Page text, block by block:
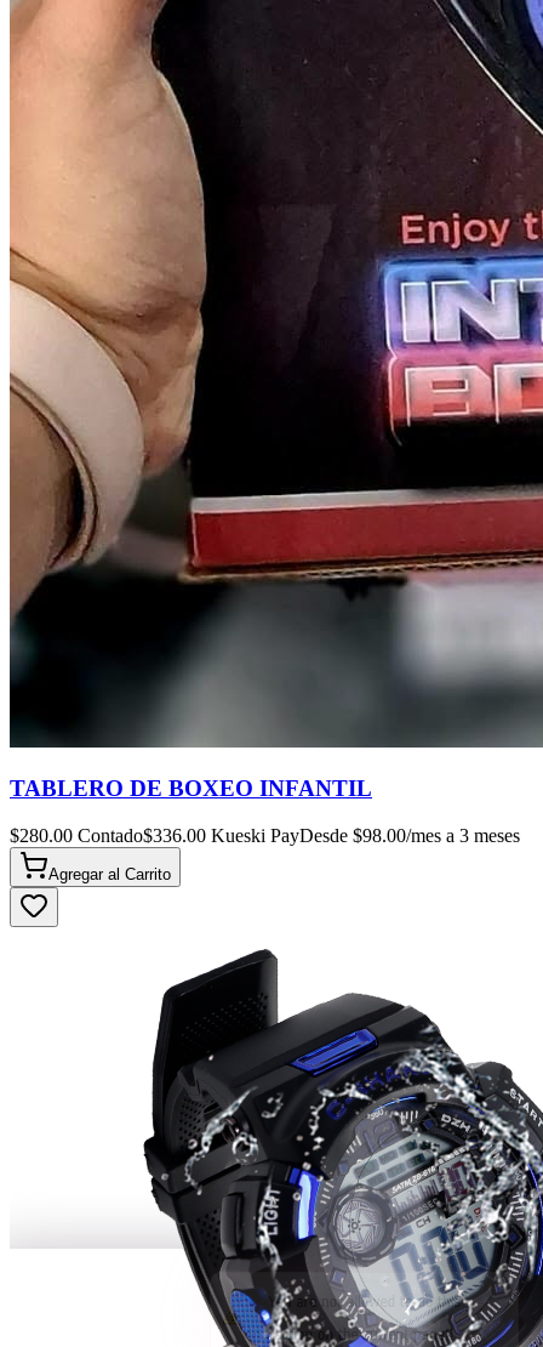
TABLERO DE BOXEO INFANTIL
$280.00 Contado$336.00 Kueski PayDesde $98.00/mes a 3 meses
Agregar al Carrito